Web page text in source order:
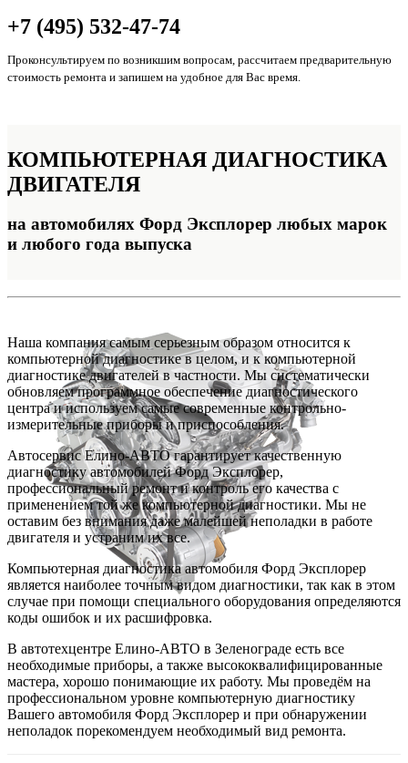
+7 (495) 532-47-74
Проконсультируем по возникшим вопросам, рассчитаем предварительную
стоимость ремонта и запишем на удобное для Вас время.
КОМПЬЮТЕРНАЯ ДИАГНОСТИКА
ДВИГАТЕЛЯ
на автомобилях Форд Эксплорер любых марок
и любого года выпуска
Наша компания самым серьезным образом относится к
компьютерной диагностике в целом, и к компьютерной
диагностике двигателей в частности. Мы систематически
обновляем программное обеспечение диагностического
центра и используем самые современные контрольно-
измерительные приборы и приспособления.
Автосервис Елино-АВТО гарантирует качественную
диагностику автомобилей Форд Эксплорер,
профессиональный ремонт и контроль его качества с
применением той же компьютерной диагностики. Мы не
оставим без внимания даже малейшей неполадки в работе
двигателя и устраним их все.
Компьютерная диагностика автомобиля Форд Эксплорер
является наиболее точным видом диагностики, так как в этом
случае при помощи специального оборудования определяются
коды ошибок и их расшифровка.
В автотехцентре Елино-АВТО в Зеленограде есть все
необходимые приборы, а также высококвалифицированные
мастера, хорошо понимающие их работу. Мы проведём на
профессиональном уровне компьютерную диагностику
Вашего автомобиля Форд Эксплорер и при обнаружении
неполадок порекомендуем необходимый вид ремонта.